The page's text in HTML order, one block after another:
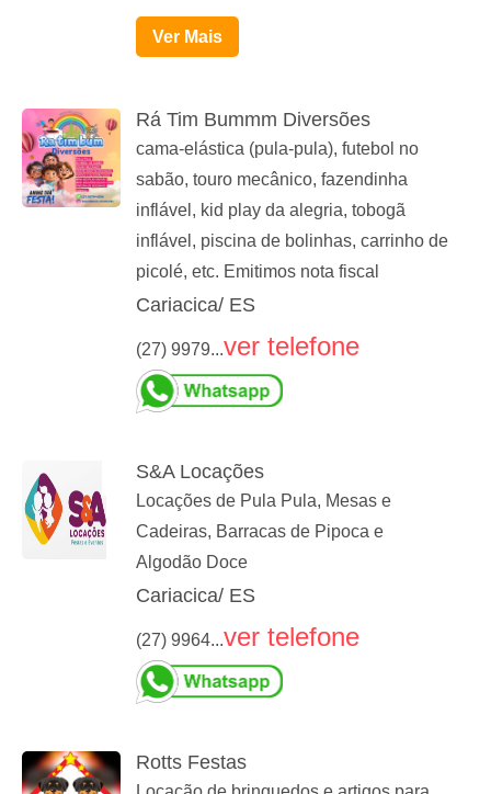
Ver Mais
Rá Tim Bummm Diversões
cama-elástica (pula-pula), futebol no
sabão, touro mecânico, fazendinha
inflável, kid play da alegria, tobogã
inflável, piscina de bolinhas, carrinho de
picolé, etc. Emitimos nota fiscal
Cariacica/ ES
(27) 9979...ver telefone
S&A Locações
Locações de Pula Pula, Mesas e
Cadeiras, Barracas de Pipoca e
Algodão Doce
Cariacica/ ES
(27) 9964...ver telefone
Rotts Festas